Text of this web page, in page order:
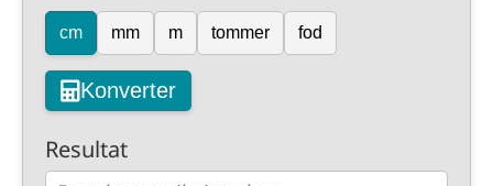
cm mm m tommer fod
Konverter
Resultat